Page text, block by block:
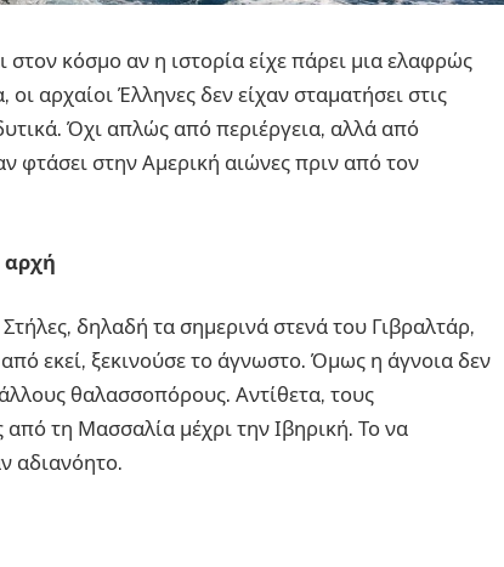
στον κόσμο αν η ιστορία είχε πάρει μια ελαφρώς
αρχαίοι Έλληνες δεν είχαν σταματήσει στις
Όχι απλώς από περιέργεια, αλλά από
φτάσει στην Αμερική αιώνες πριν από τον
αρχή
δηλαδή τα σημερινά στενά του Γιβραλτάρ,
εκεί, ξεκινούσε το άγνωστο. Όμως η άγνοια δεν
θαλασσοπόρους. Αντίθετα, τους
τη Μασσαλία μέχρι την Ιβηρική. Το να
αδιανόητο.